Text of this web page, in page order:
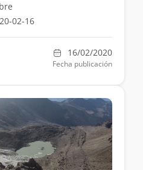
02-16
16/02/2020
Fecha publicación